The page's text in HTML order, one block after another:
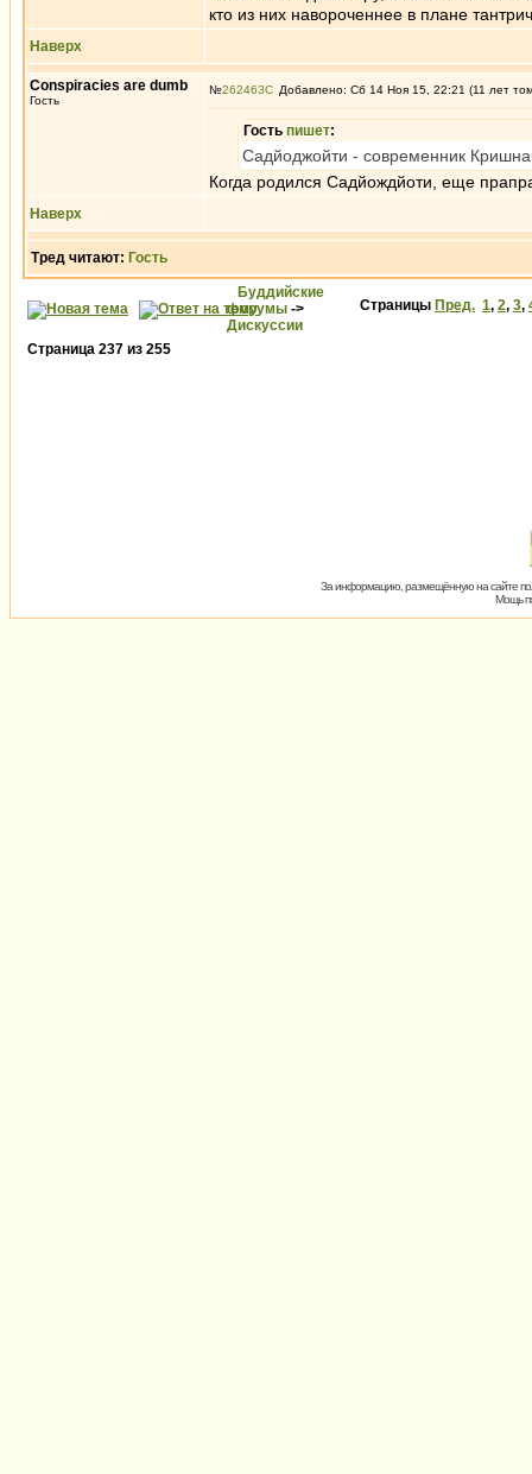
кто из них навороченнее в плане
Наверх
Conspiracies are dumb
Гость
№262463 Добавлено: Сб 14 Ноя 15, 22:21 (11 лет
Гость пишет:
Садйоджойти - современник
Когда родился Садйождйоти, еще
Наверх
Тред читают: Гость
Буддийские
форумы ->
Дискуссии
Страницы Пред. 1, 2, 3,
Страница 237 из 255
За информацию, размещённую на сайте
Мощь